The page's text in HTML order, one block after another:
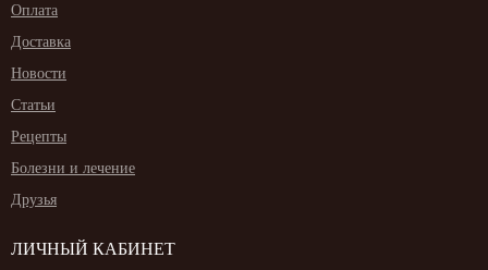
Оплата
Доставка
Новости
Статьи
Рецепты
Болезни и лечение
Друзья
ЛИЧНЫЙ КАБИНЕТ